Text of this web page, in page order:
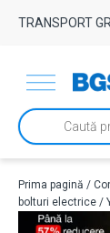
TRANSPORT
Products
search
Prima pagină /
bolturi electrice /